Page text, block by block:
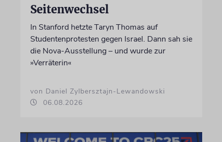
Seitenwechsel
In Stanford hetzte Taryn Thomas auf
Studentenprotesten gegen Israel. Dann sah sie
die Nova-Ausstellung – und wurde zur
»Verräterin«
von Daniel Zylbersztajn-Lewandowski
06.08.2026